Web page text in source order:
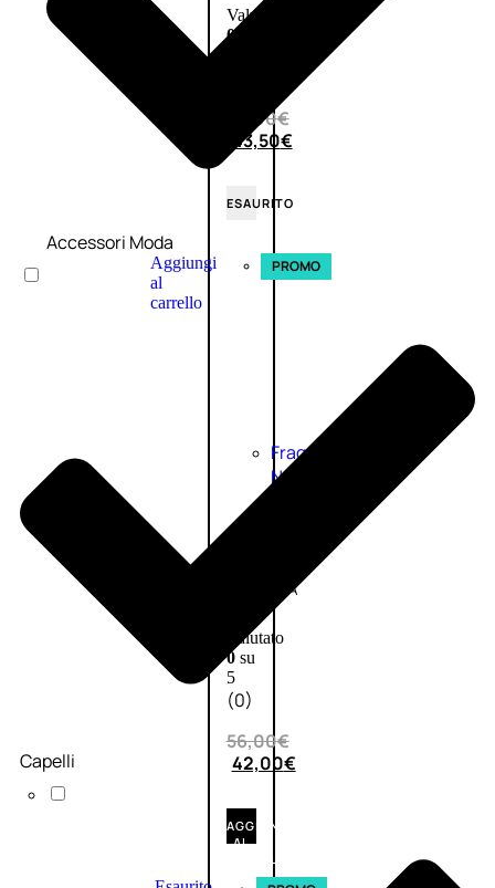
Valutato
0su
58,00€
43,50€
ESAURITO
Aggiungi
al
carrello
PROMO
Fragranze
Nature
VERBENA
Valutato
0su
5
(0)
56,00€
42,00€
AGGIUNGI
AL
CARRELLO
Accessori Moda
Capelli